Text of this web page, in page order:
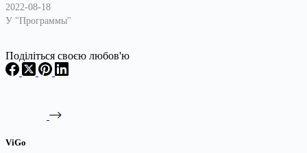
2022-08-18
У "Программы"
Поділіться своєю любов'ю
ViGo